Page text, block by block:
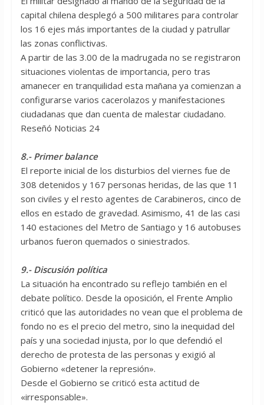
capital chilena desplegó a 500 militares para controlar
los 16 ejes más importantes de la ciudad y patrullar
las zonas conflictivas.
A partir de las 3.00 de la madrugada no se registraron
situaciones violentas de importancia, pero tras
amanecer en tranquilidad esta mañana ya comienzan a
configurarse varios cacerolazos y manifestaciones
ciudadanas que dan cuenta de malestar ciudadano.
Reseñó Noticias 24
8.- Primer balance
El reporte inicial de los disturbios del viernes fue de
308 detenidos y 167 personas heridas, de las que 11
son civiles y el resto agentes de Carabineros, cinco de
ellos en estado de gravedad. Asimismo, 41 de las casi
140 estaciones del Metro de Santiago y 16 autobuses
urbanos fueron quemados o siniestrados.
9.- Discusión política
La situación ha encontrado su reflejo también en el
debate político. Desde la oposición, el Frente Amplio
criticó que las autoridades no vean que el problema de
fondo no es el precio del metro, sino la inequidad del
país y una sociedad injusta, por lo que defendió el
derecho de protesta de las personas y exigió al
Gobierno «detener la represión».
Desde el Gobierno se criticó esta actitud de
«irresponsable».